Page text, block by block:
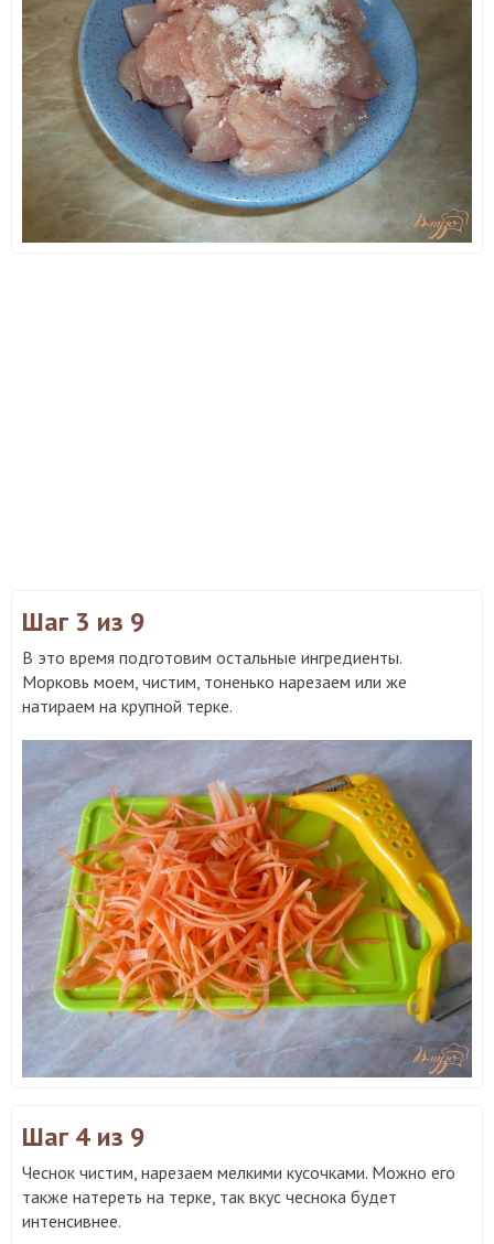
Шаг 3 из 9
В это время подготовим остальные ингредиенты.
Морковь моем, чистим, тоненько нарезаем или же
натираем на крупной терке.
Шаг 4 из 9
Чеснок чистим, нарезаем мелкими кусочками. Можно его
также натереть на терке, так вкус чеснока будет
интенсивнее.